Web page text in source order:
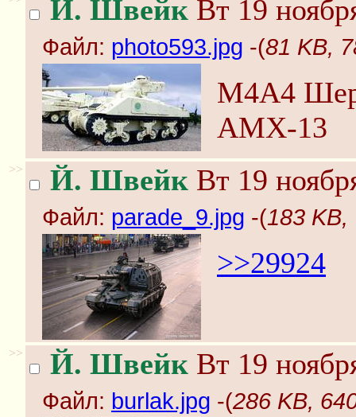
Й. Швейк Вт 19
Файл: photo593.jpg -(81 KB,
M4A4
AMX-13
>> Й. Швейк Вт 19
Файл: parade_9.jpg -(183 KB,
>>29924
>> Й. Швейк Вт 19
Файл: burlak.jpg -(286 KB,